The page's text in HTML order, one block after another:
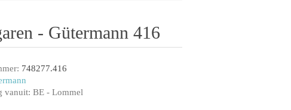
- Gütermann 416
748277.416
vanuit: BE - Lommel